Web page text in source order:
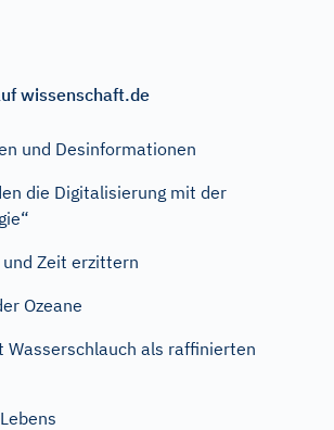
wissenschaft.de
und Desinformationen
die Digitalisierung mit der
und Zeit erzittern
Ozeane
Wasserschlauch als raffinierten